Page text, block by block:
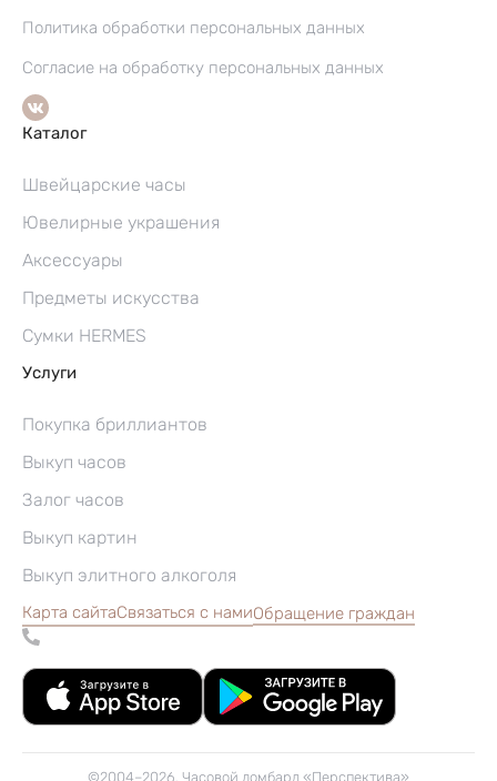
Политика обработки персональных данных
Согласие на обработку персональных данных
Каталог
Швейцарские часы
Ювелирные украшения
Аксессуары
Предметы искусства
Сумки HERMES
Услуги
Покупка бриллиантов
Выкуп часов
Залог часов
Выкуп картин
Выкуп элитного алкоголя
Карта сайтаСвязаться с намиОбращение граждан
©2004–2026, Часовой ломбард «Перспектива»